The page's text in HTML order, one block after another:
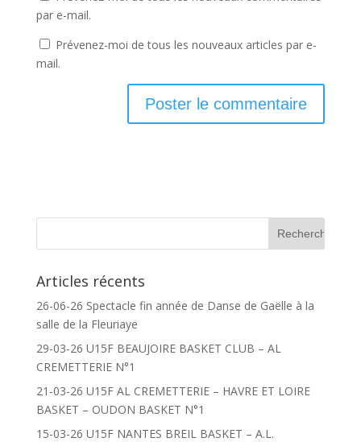
par e-mail.
Prévenez-moi de tous les nouveaux articles par e-
mail.
Articles récents
26-06-26 Spectacle fin année de Danse de Gaëlle à la
salle de la Fleuriaye
29-03-26 U15F BEAUJOIRE BASKET CLUB – AL
CREMETTERIE N°1
21-03-26 U15F AL CREMETTERIE – HAVRE ET LOIRE
BASKET – OUDON BASKET N°1
15-03-26 U15F NANTES BREIL BASKET – A.L.